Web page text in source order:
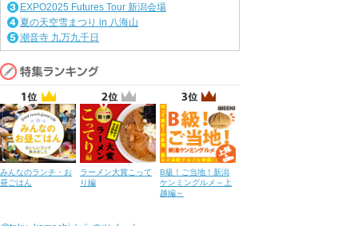
EXPO2025 Futures Tour 新潟会場
夏の天空雪まつり in 八海山
潮音寺 九万九千日
みんなのランチ・お
昼ごはん
ラーメン大賞こって
り編
B級！ご当地！新潟
ケンミングルメ～上
越編～